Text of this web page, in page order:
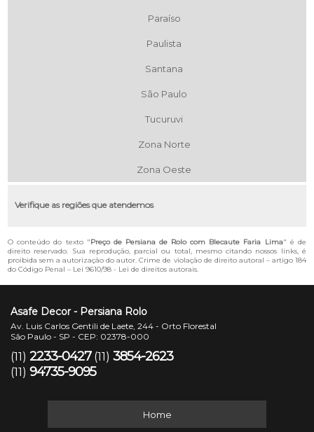
Paraíso
Paulista
Santana
São Paulo
Tucuruvi
Zona Norte
Zona Oeste
Verifique as regiões que atendemos
O conteúdo do texto "Preço de Persiana de Rolo com Blecaute Faria Lima" é de
direito reservado. Sua reprodução, parcial ou total, mesmo citando nossos links, é
proibida sem a autorização do autor. Crime de violação de direito autoral – artigo 184
do Código Penal – Lei 9610/98 - Lei de direitos autorais.
Asafe Decor - Persiana Rolo
Av. Luis Carlos Gentili de Laete, 244 - Orto Florestal
São Paulo - SP - CEP: 02378-000
(11) 2233-0427 (11) 3854-2623
(11) 94735-9095
Home